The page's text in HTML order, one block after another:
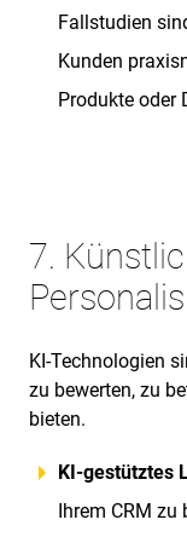
Fallstudien
Kunden
Produkte oder
7.
KI-Technologien
zu bewerten, zu
bieten.
KI-gestütztes
Ihrem CRM zu